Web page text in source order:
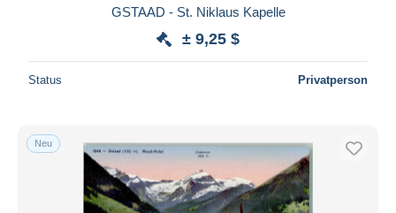
GSTAAD - St. Niklaus Kapelle
± 9,25 $
Status Privatperson
Neu